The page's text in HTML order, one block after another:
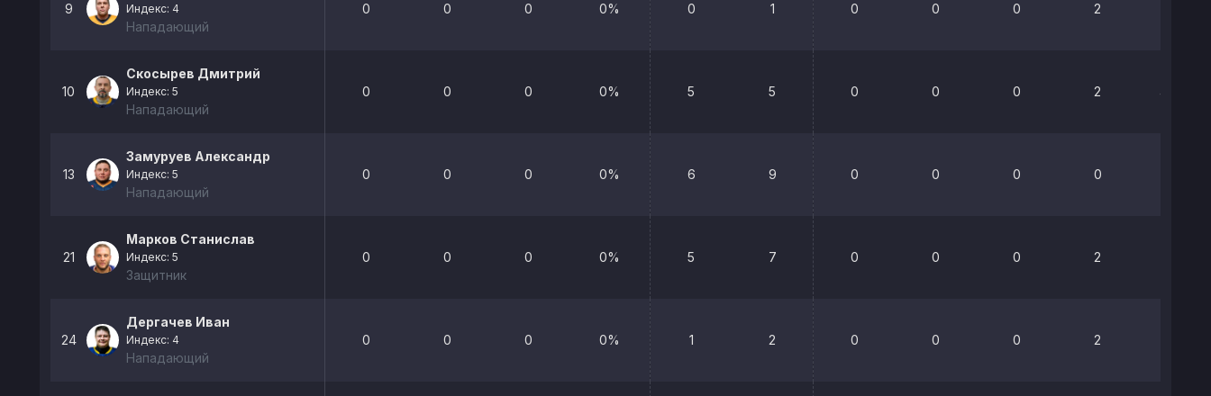
9 Индекс: 4
Нападающий
0 0 0 0% 0 1 0 0 0 2
10
Скосырев Дмитрий
Индекс: 5
Нападающий
0 0 0 0% 5 5 0 0 0 2 42.9%
13
Замуруев Александр
Индекс: 5
Нападающий
0 0 0 0% 6 9 0 0 0 0
21
Марков Станислав
Индекс: 5
Защитник
0 0 0 0% 5 7 0 0 0 2
24
Дергачев Иван
Индекс: 4
Нападающий
0 0 0 0% 1 2 0 0 0 2